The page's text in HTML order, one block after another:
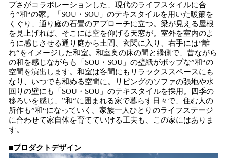
プさがコラボレーションした、現代のライフスタイルに合
う”和“の家。「SOU・SOU」のテキスタイルを用いた暖簾を
くぐり、通り庭の石畳のアプローチに立つ。梁が見える屋根
を見上げれば、そこには空を仰げる天窓が。室外を室内のよ
うに感じさせる通り庭から土間、玄関に入り、右手には”離
れ“をイメージした和室。和室奥の床の間と縁側で、昔ながら
の和を感じながらも「SOU・SOU」の壁紙がポップな”和“の
空間を演出します。和室は客間にもリラックススペースにも
なり、いつでも和める空間に。リビングのソファの張地や水
回りの壁にも「SOU・SOU」のテキスタイルを採用。四季の
移ろいを感じ、”和“に囲まれる家で暮らす日々で、住む人の
所作も”和“になっていく。家族一人ひとりのライフステージ
に合わせて家自体を育てていける工夫も、この家にはありま
す。
■プロダクトデザイン